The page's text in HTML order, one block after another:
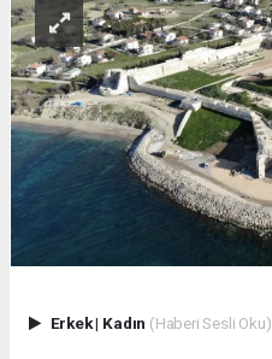
Erkek| Kadın (Haberi Sesli Oku)